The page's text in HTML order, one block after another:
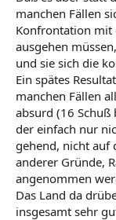
manchen Fällen
Konfrontation mit
ausgehen
und sie sich die
Ein spätes
manchen Fällen
absurd (16 Schuß
der einfach nur
gehend, nicht auf
anderer Gründe,
angenommen
Das Land da
insgesamt sehr